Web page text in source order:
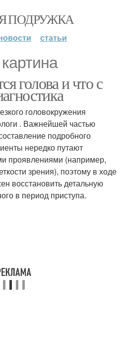
ПОДРУЖКА
статьи
голова и что с
головокружения
. Важнейшей частью
подробного
нередко путают
проявлениями (например,
зрения), поэтому в ходе
восстановить детальную
в период приступа.